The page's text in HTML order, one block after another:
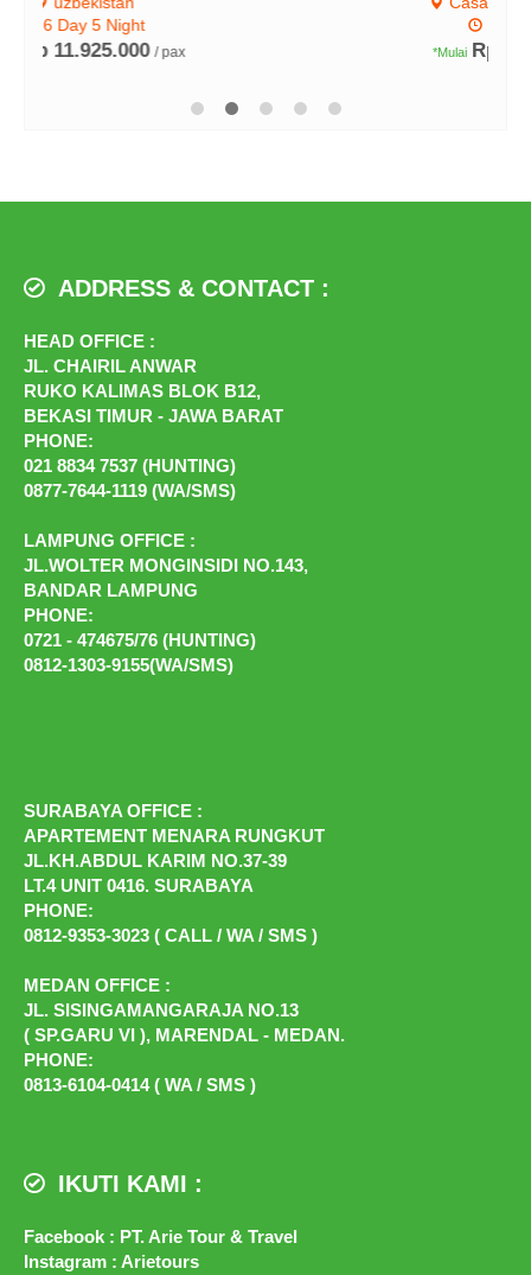
*Mulai
ADDRESS & CONTACT :
HEAD OFFICE :
JL. CHAIRIL ANWAR
RUKO KALIMAS BLOK B12,
BEKASI TIMUR - JAWA BARAT
PHONE:
021 8834 7537 (HUNTING)
0877-7644-1119 (WA/SMS)
LAMPUNG OFFICE :
JL.WOLTER MONGINSIDI NO.143,
BANDAR LAMPUNG
PHONE:
0721 - 474675/76 (HUNTING)
0812-1303-9155(WA/SMS)
SURABAYA OFFICE :
APARTEMENT MENARA RUNGKUT
JL.KH.ABDUL KARIM NO.37-39
LT.4 UNIT 0416. SURABAYA
PHONE:
0812-9353-3023 ( CALL / WA / SMS )
MEDAN OFFICE :
JL. SISINGAMANGARAJA NO.13
( SP.GARU VI ), MARENDAL - MEDAN.
PHONE:
0813-6104-0414 ( WA / SMS )
IKUTI KAMI :
Facebook : PT. Arie Tour & Travel
Instagram : Arietours